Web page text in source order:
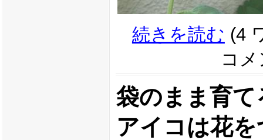
続きを読む (4
コ
袋のまま育
アイコは花